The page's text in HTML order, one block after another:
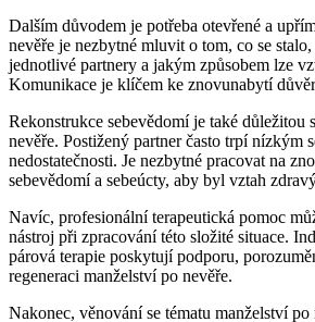
Dalším důvodem je potřeba otevřené a
nevěře je nezbytné mluvit o tom, co se
jednotlivé partnery a jakým způsobem lze
Komunikace je klíčem ke znovunabytí
Rekonstrukce sebevědomí je také důležitou
nevěře. Postižený partner často trpí nízkým
nedostatečnosti. Je nezbytné pracovat na
sebevědomí a sebeúcty, aby byl vztah
Navíc, profesionální terapeutická pomoc
nástroj při zpracování této složité situace.
párová terapie poskytují podporu,
regeneraci manželství po nevěře.
Nakonec, věnování se tématu manželství po